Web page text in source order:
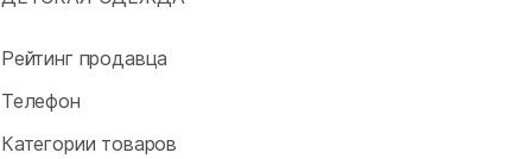
Рейтинг продавца
Телефон
Категории товаров